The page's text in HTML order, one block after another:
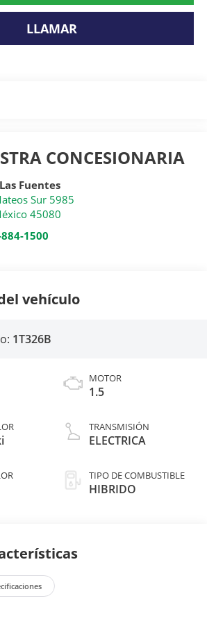
LLAMAR
CONCESIONARIA
Fuentes
Sur 5985
45080
1500
vehículo
1T326B
MOTOR
1.5
TRANSMISIÓN
ELECTRICA
TIPO DE COMBUSTIBLE
HIBRIDO